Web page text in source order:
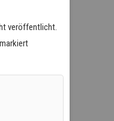
veröffentlicht.
markiert